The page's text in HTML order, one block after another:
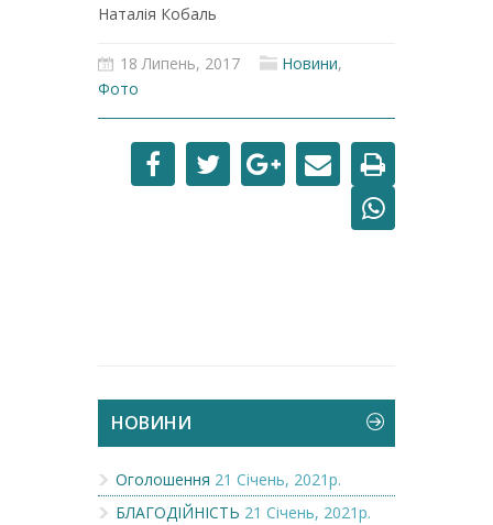
Наталія Кобаль
18 Липень, 2017 Новини,
Фото
НОВИНИ
Оголошення 21 Січень, 2021р.
БЛАГОДІЙНІСТЬ 21 Січень, 2021р.